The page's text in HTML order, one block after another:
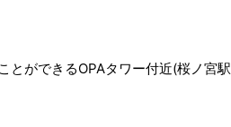
とができるOPAタワー付近(桜ノ宮駅